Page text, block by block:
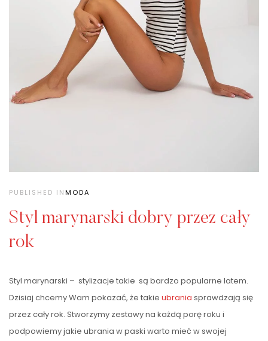
PUBLISHED INMODA
Styl marynarski dobry przez cały
rok
Styl marynarski – stylizacje takie są bardzo popularne latem.
Dzisiaj chcemy Wam pokazać, że takie ubrania sprawdzają się
przez cały rok. Stworzymy zestawy na każdą porę roku i
podpowiemy jakie ubrania w paski warto mieć w swojej